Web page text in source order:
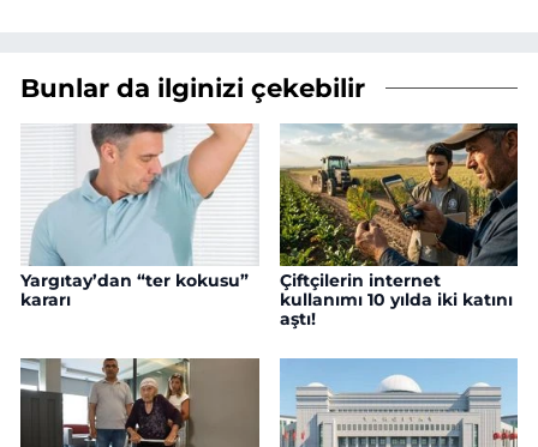
Bunlar da ilginizi çekebilir
Yargıtay’dan “ter kokusu”
kararı
Çiftçilerin internet
kullanımı 10 yılda iki katını
aştı!